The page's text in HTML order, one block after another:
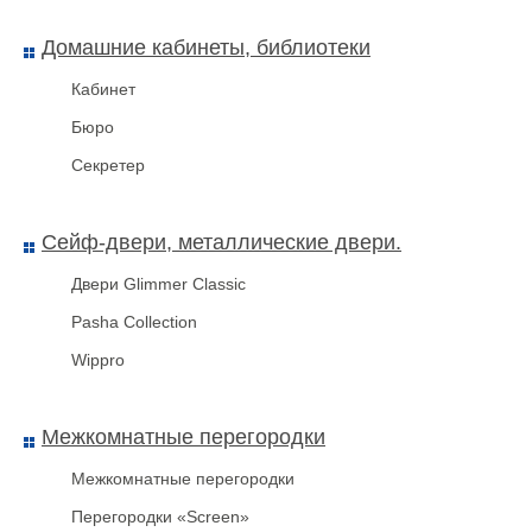
Домашние кабинеты, библиотеки
Кабинет
Бюро
Секретер
Сейф-двери, металлические двери.
Двери Glimmer Classic
Pasha Collection
Wippro
Межкомнатные перегородки
Межкомнатные перегородки
Перегородки «Screen»